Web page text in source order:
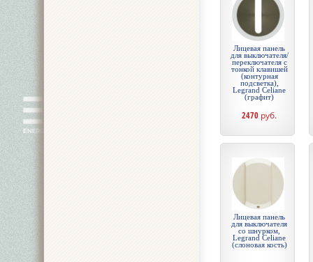
Лицевая панель
для выключателя/
переключателя с
тонкой клавишей
(контурная
подсветка),
Legrand Celiane
(графит)
2470 руб.
Лицевая панель
для выключателя
со шнурком,
Legrand Celiane
(слоновая кость)